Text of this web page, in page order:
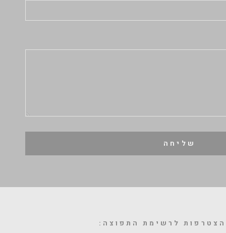
שליחה
לרשימת התפוצה: